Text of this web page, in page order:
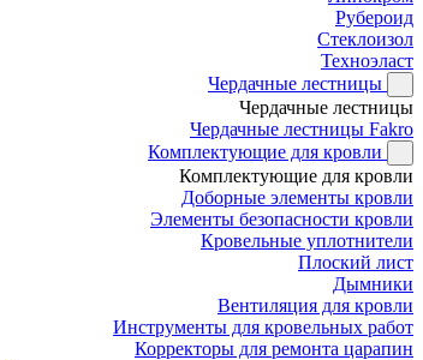
Рубероид
Стеклоизол
Техноэласт
Чердачные лестницы
Чердачные лестницы
Чердачные лестницы Fakro
Комплектующие для кровли
Комплектующие для кровли
Доборные элементы кровли
Элементы безопасности кровли
Кровельные уплотнители
Плоский лист
Дымники
Вентиляция для кровли
Инструменты для кровельных работ
Корректоры для ремонта царапин